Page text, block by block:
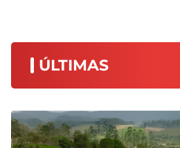
ÚLTIMAS